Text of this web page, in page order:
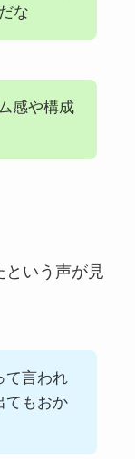
な
感や構成
という声が見
て言われ
てもおか